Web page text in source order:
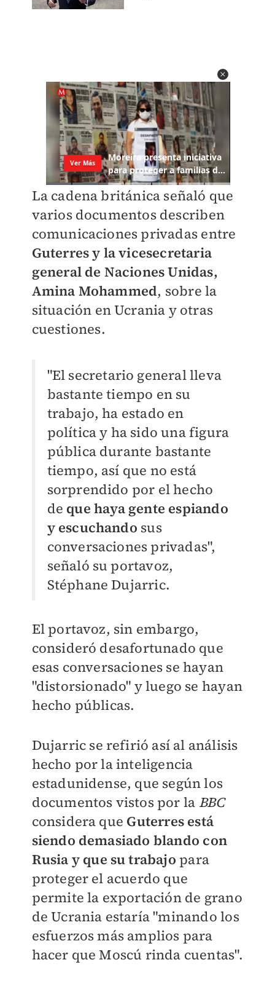
La cadena británica señaló que
varios documentos describen
comunicaciones privadas entre
Guterres y la vicesecretaria
general de Naciones Unidas,
Amina Mohammed, sobre la
situación en Ucrania y otras
cuestiones.
"El secretario general lleva
bastante tiempo en su
trabajo, ha estado en
política y ha sido una figura
pública durante bastante
tiempo, así que no está
sorprendido por el hecho
de que haya gente espiando
y escuchando sus
conversaciones privadas",
señaló su portavoz,
Stéphane Dujarric.
El portavoz, sin embargo,
consideró desafortunado que
esas conversaciones se hayan
"distorsionado" y luego se hayan
hecho públicas.
Dujarric se refirió así al análisis
hecho por la inteligencia
estadunidense, que según los
documentos vistos por la BBC
considera que Guterres está
siendo demasiado blando con
Rusia y que su trabajo para
proteger el acuerdo que
permite la exportación de grano
de Ucrania estaría "minando los
esfuerzos más amplios para
hacer que Moscú rinda cuentas".